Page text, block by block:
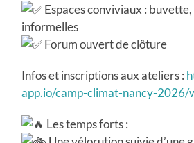
Espaces conviviaux :
informelles
Forum ouvert de clôture
Infos et inscriptions aux ateliers :
app.io/camp-climat-nancy-2026/
Les temps forts :